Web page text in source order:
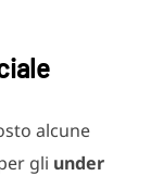
alcune
gli under